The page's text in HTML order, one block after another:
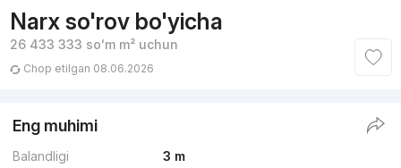
Narx so'rov bo'yicha
26 433 333 soʻmm² uchun
Chop etilgan 08.06.2026
Eng muhimi
Balandligi
3 m